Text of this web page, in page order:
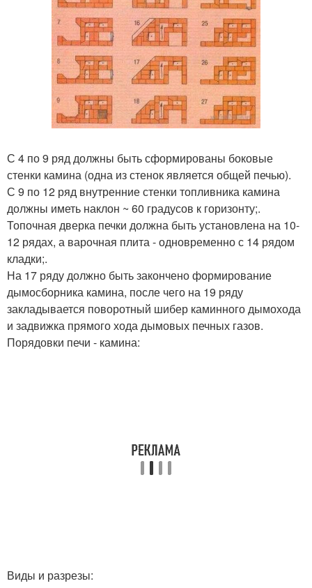
С 4 по 9 ряд должны быть сформированы боковые
стенки камина (одна из стенок является общей печью).
С 9 по 12 ряд внутренние стенки топливника камина
должны иметь наклон ~ 60 градусов к горизонту;.
Топочная дверка печки должна быть установлена на 10-
12 рядах, а варочная плита - одновременно с 14 рядом
кладки;.
На 17 ряду должно быть закончено формирование
дымосборника камина, после чего на 19 ряду
закладывается поворотный шибер каминного дымохода
и задвижка прямого хода дымовых печных газов.
Порядовки печи - камина:
Виды и разрезы: